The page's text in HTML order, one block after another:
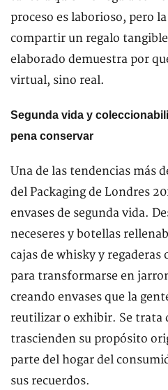
proceso es laborioso, pero
compartir un regalo
elaborado demuestra por
virtual, sino real.
Segunda vida y
pena conservar
Una de las tendencias más
del Packaging de Londres
envases de segunda vida.
neceseres y botellas
cajas de whisky y regaderas
para transformarse en
creando envases que la
reutilizar o exhibir. Se trata
trascienden su propósito
parte del hogar del
sus recuerdos.